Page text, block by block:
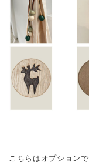
こちらはオプション